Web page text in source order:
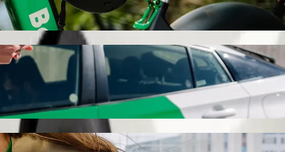
odvozem autem Bolt
tato cesta trvat přibližně 6 min a vyjde na zhruba 5,90 €
skeitparks